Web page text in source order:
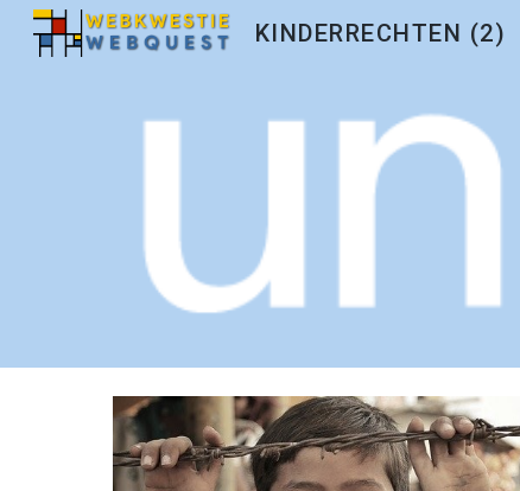
KINDERRECHTEN (2)